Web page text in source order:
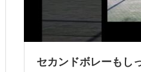
セカンドボレーもし